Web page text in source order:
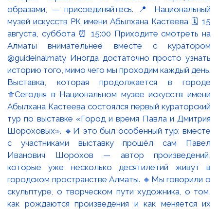
Выставка, которая продолжается в городе
⚜️Сегодня в Национальном музее искусств имени
Абылхана Кастеева состоялся первый кураторский
тур по выставке «Город и время Павла и Дмитрия
Шороховых». 🔹И это был особенный тур: вместе
с участниками выставку прошёл сам Павел
Иванович Шорохов — автор произведений,
которые уже несколько десятилетий живут в
городском пространстве Алматы. 🔸Мы говорили о
скульптуре, о творческом пути художника, о том,
как рождаются произведения и как меняется их